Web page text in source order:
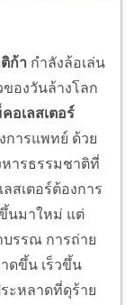
ก้า กำลังล้อเล่น
องวันล้างโลก
อเลสเตอร์
การแพทย์ ด้วย
ารธรรมชาติที่
สเตอร์ต้องการ
นมาใหม่ แต่
บรรณ การถ่าย
ดขึ้น เร็วขึ้น
ะหลาดที่ดุร้าย